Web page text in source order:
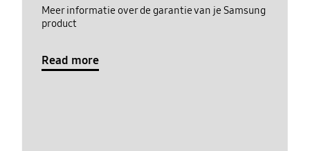
Meer informatie over de garantie van je Samsung
product
Read more